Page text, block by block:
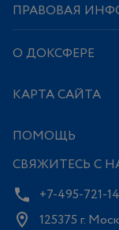
ПРАВОВАЯ
О ДОКСФЕРЕ
КАРТА САЙТА
ПОМОЩЬ
СВЯЖИТЕСЬ С
+7-495-721-
125375 г.